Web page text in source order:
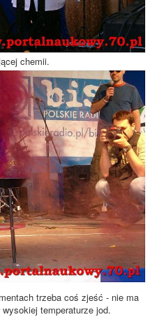
chemii.
trzeba coś zjeść - nie ma
temperaturze jod.